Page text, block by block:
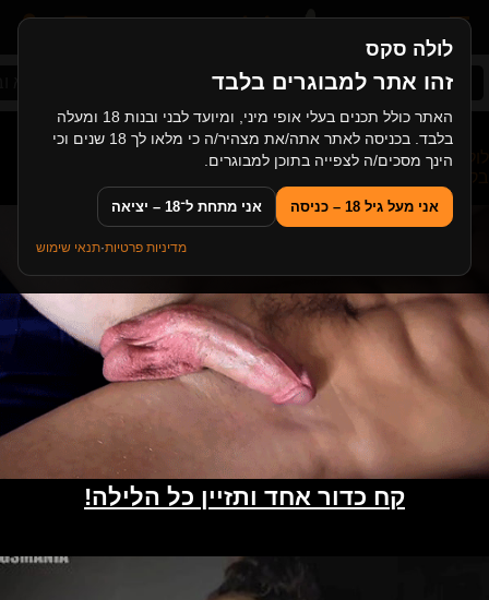
לולה סקס
זהו אתר למבוגרים בלבד
האתר כולל תכנים בעלי אופי מיני, ומיועד לבני ובנות 18 ומעלה
בלבד. בכניסה לאתר אתה/את מצהיר/ה כי מלאו לך 18 שנים וכי
הינך מסכים/ה לצפייה בתוכן למבוגרים.
אני מעל גיל 18 – כניסה אני מתחת ל־18 – יציאה
מדיניות פרטיות·תנאי שימוש
סקס ישראלי עיסוי ארוטי
לולה סקס>לסביות>לסבית עם סטראפ און מזיינת את החברה